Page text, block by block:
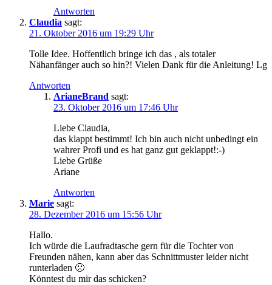
Antworten
Claudia sagt:
21. Oktober 2016 um 19:29 Uhr
Tolle Idee. Hoffentlich bringe ich das , als totaler
Nähanfänger auch so hin?! Vielen Dank für die Anleitung! Lg
Antworten
ArianeBrand sagt:
23. Oktober 2016 um 17:46 Uhr
Liebe Claudia,
das klappt bestimmt! Ich bin auch nicht unbedingt ein
wahrer Profi und es hat ganz gut geklappt!:-)
Liebe Grüße
Ariane
Antworten
Marie sagt:
28. Dezember 2016 um 15:56 Uhr
Hallo.
Ich würde die Laufradtasche gern für die Tochter von
Freunden nähen, kann aber das Schnittmuster leider nicht
runterladen 🙁
Könntest du mir das schicken?